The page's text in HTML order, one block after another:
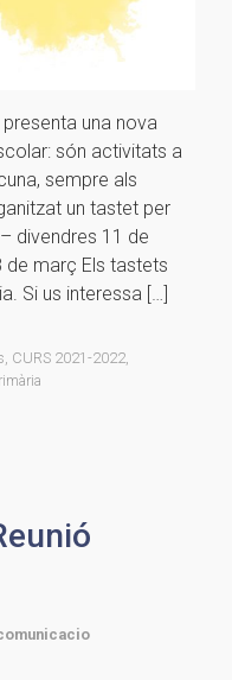
una nova
són activitats a
sempre als
un tastet per
divendres 11 de
de març Els tastets
Si us interessa […]
CURS 2021-2022,